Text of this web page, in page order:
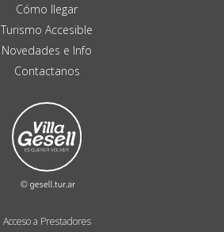
Acceso a Prestadores
Cómo llegar
Turismo Accesible
Novedades e Info
Contactanos